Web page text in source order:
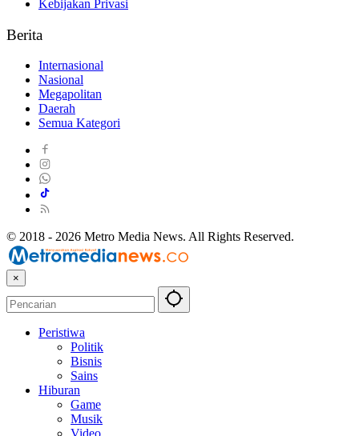
Kebijakan Privasi
Berita
Internasional
Nasional
Megapolitan
Daerah
Semua Kategori
© 2018 - 2026 Metro Media News. All Rights Reserved.
×
Peristiwa
Politik
Bisnis
Sains
Hiburan
Game
Musik